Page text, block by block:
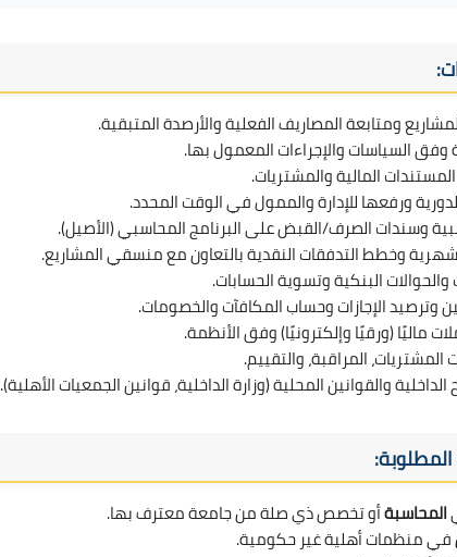
ومتابعة المصاريف الفعلية والأرصدة المتبقية.
وفق السياسات والإجراءات المعمول بها.
المالية والمشتريات.
الدورية ورفعها للإدارة والممول في الوقت المحدد.
وسندات الصرف/القبض على البرنامج المحاسبي (الأصيل).
وخطط التدفقات النقدية بالتعاون مع منسقي المشاريع.
البنكية وتسوية الحسابات.
وترصيد الإجازات وحساب المكافآت والخصومات.
ماليًا (ورقيًا وإلكترونيًا) وفق الأنظمة.
المراقبة، والتقييم.
الداخلية والقوانين المحلية (وزارة الداخلية، قوانين الجمعيات الأهلية).
المحاسبةأو تخصص ذي صلة من جامعة معترف بها.
في منظمات أهلية غير حكومية.